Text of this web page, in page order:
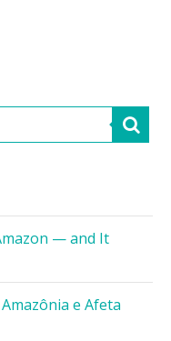
— and It
e Afeta